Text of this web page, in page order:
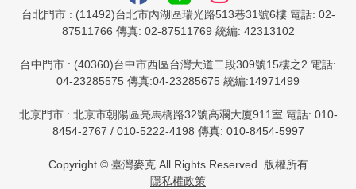
台北門市 : (11492)台北市內湖區瑞光路513巷31號6樓 電話: 02-
87511766 傳真: 02-87511769 統編: 42313102
台中門市 : (40360)台中市西區台灣大道二段309號15樓之2 電話:
04-23285575 傳真:04-23285675 統編:14971499
北京門市 : 北京市朝陽區亮馬橋路32號高斕大廈911室 電話: 010-
8454-2767 / 010-5222-4198 傳真: 010-8454-5997
Copyright © 臺灣麥克 All Rights Reserved. 版權所有
隱私權政策